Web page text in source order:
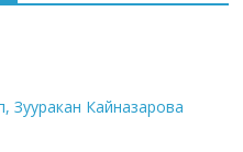
Зууракан Кайназарова